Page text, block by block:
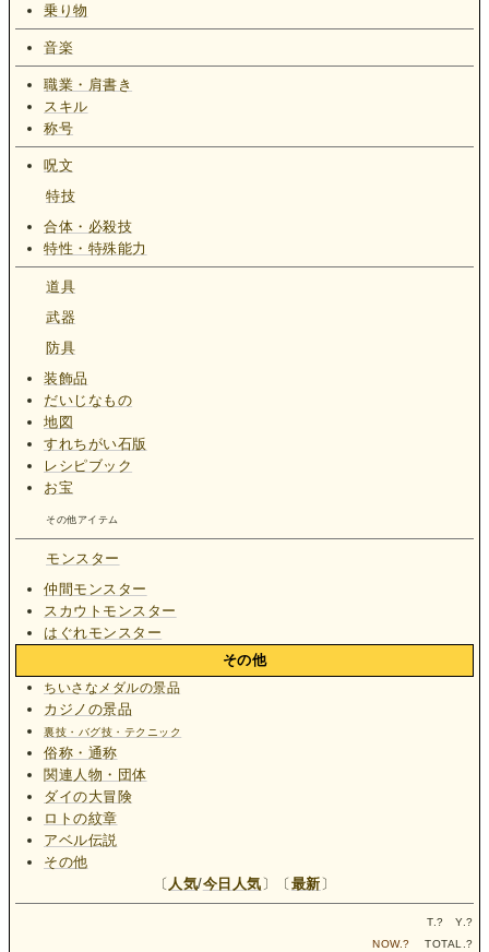
乗り物
音楽
職業・肩書き
スキル
称号
呪文
特技
合体・必殺技
特性・特殊能力
道具
武器
防具
装飾品
だいじなもの
地図
すれちがい石版
レシピブック
お宝
その他アイテム
モンスター
仲間モンスター
スカウトモンスター
はぐれモンスター
その他
ちいさなメダルの景品
カジノの景品
裏技・バグ技・テクニック
俗称・通称
関連人物・団体
ダイの大冒険
ロトの紋章
アベル伝説
その他
〔 人気/今日人気 〕〔 最新 〕
T.? Y.?
NOW.? TOTAL.?